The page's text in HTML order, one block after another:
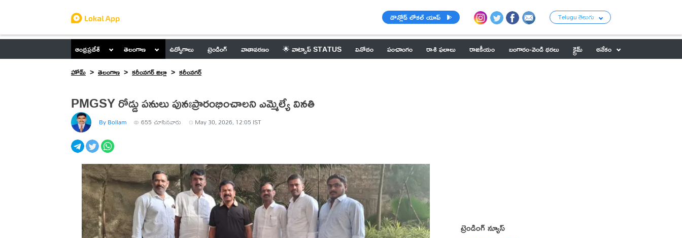
డౌన్లోడ్ లోకల్ యాప్ Telugu తెలుగు
ఆంధ్రప్రదేశ్ తెలంగాణ ఉద్యోగాలు ట్రెండింగ్ వాతావరణం 🌟 వాట్సాప్ STATUS వినోదం పంచాంగం రాశి ఫలాలు రాజకీయం బంగారం-వెండి ధరలు క్రైమ్
అనేకం
హోమ్
తెలంగాణ కరీంనగర్ జిల్లా కరీంనగర్
PMGSY రోడ్డు పనులు పునఃప్రారంభించాలని ఎమ్మెల్యే వినతి
By Bollam 655 చూసినవారు May 30, 2026, 12:05 IST
ట్రెండింగ్ న్యూస్